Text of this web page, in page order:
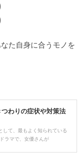
た自身に合うモノを
わりの症状や対策法
して、最もよく知られている
ラマで、女優さんが